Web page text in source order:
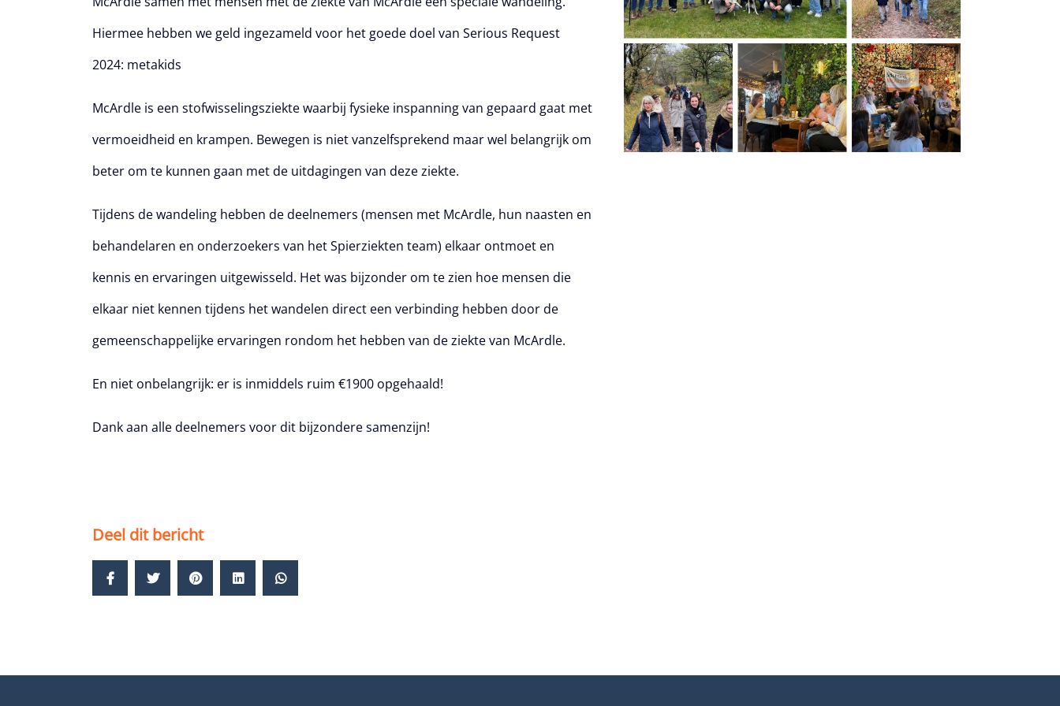
Hiermee hebben we geld ingezameld voor het goede doel van Serious Request
2024: metakids
McArdle is een stofwisselingsziekte waarbij fysieke inspanning van gepaard gaat met
vermoeidheid en krampen. Bewegen is niet vanzelfsprekend maar wel belangrijk om
beter om te kunnen gaan met de uitdagingen van deze ziekte.
Tijdens de wandeling hebben de deelnemers (mensen met McArdle, hun naasten en
behandelaren en onderzoekers van het Spierziekten team) elkaar ontmoet en
kennis en ervaringen uitgewisseld. Het was bijzonder om te zien hoe mensen die
elkaar niet kennen tijdens het wandelen direct een verbinding hebben door de
gemeenschappelijke ervaringen rondom het hebben van de ziekte van McArdle.
En niet onbelangrijk: er is inmiddels ruim €1900 opgehaald!
Dank aan alle deelnemers voor dit bijzondere samenzijn!
Deel dit bericht